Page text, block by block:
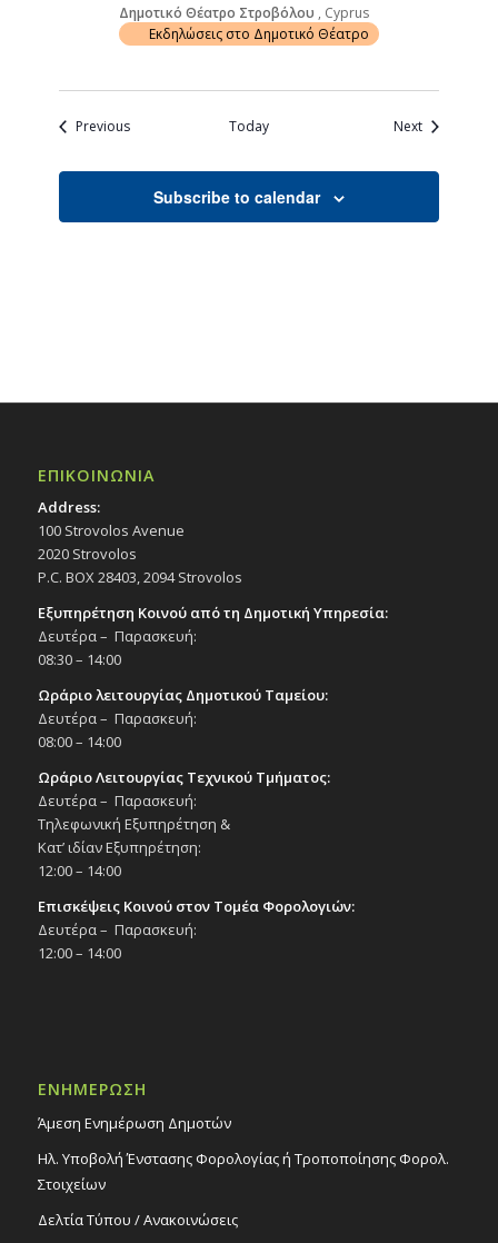
Δημοτικό Θέατρο Στροβόλου , Cyprus
Εκδηλώσεις στο Δημοτικό Θέατρο
PreviousEvents Today NextEvents
Subscribe to calendar
ΕΠΙΚΟΙΝΩΝΙΑ
Address:
100 Strovolos Avenue
2020 Strovolos
P.C. BOX 28403, 2094 Strovolos
Εξυπηρέτηση Κοινού από τη Δημοτική Υπηρεσία:
Δευτέρα – Παρασκευή:
08:30 – 14:00
Ωράριο λειτουργίας Δημοτικού Ταμείου:
Δευτέρα – Παρασκευή:
08:00 – 14:00
Ωράριο Λειτουργίας Τεχνικού Τμήματος:
Δευτέρα – Παρασκευή:
Τηλεφωνική Εξυπηρέτηση &
Κατ’ ιδίαν Εξυπηρέτηση:
12:00 – 14:00
Επισκέψεις Κοινού στον Τομέα Φορολογιών:
Δευτέρα – Παρασκευή:
12:00 – 14:00
ΕΝΗΜΕΡΩΣΗ
Άμεση Ενημέρωση Δημοτών
Ηλ. Υποβολή Ένστασης Φορολογίας ή Τροποποίησης Φορολ.
Στοιχείων
Δελτία Τύπου / Ανακοινώσεις